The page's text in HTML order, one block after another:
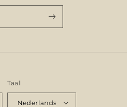
Taal
Nederlands